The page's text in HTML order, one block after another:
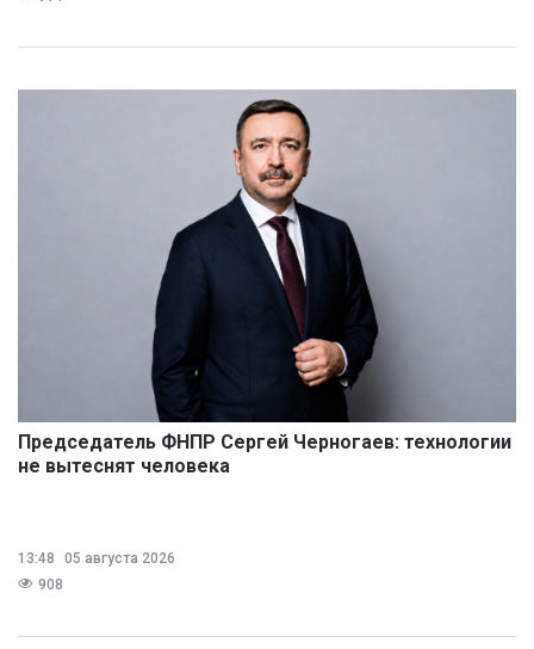
Председатель ФНПР Сергей Черногаев: технологии
не вытеснят человека
13:48
05 августа 2026
908